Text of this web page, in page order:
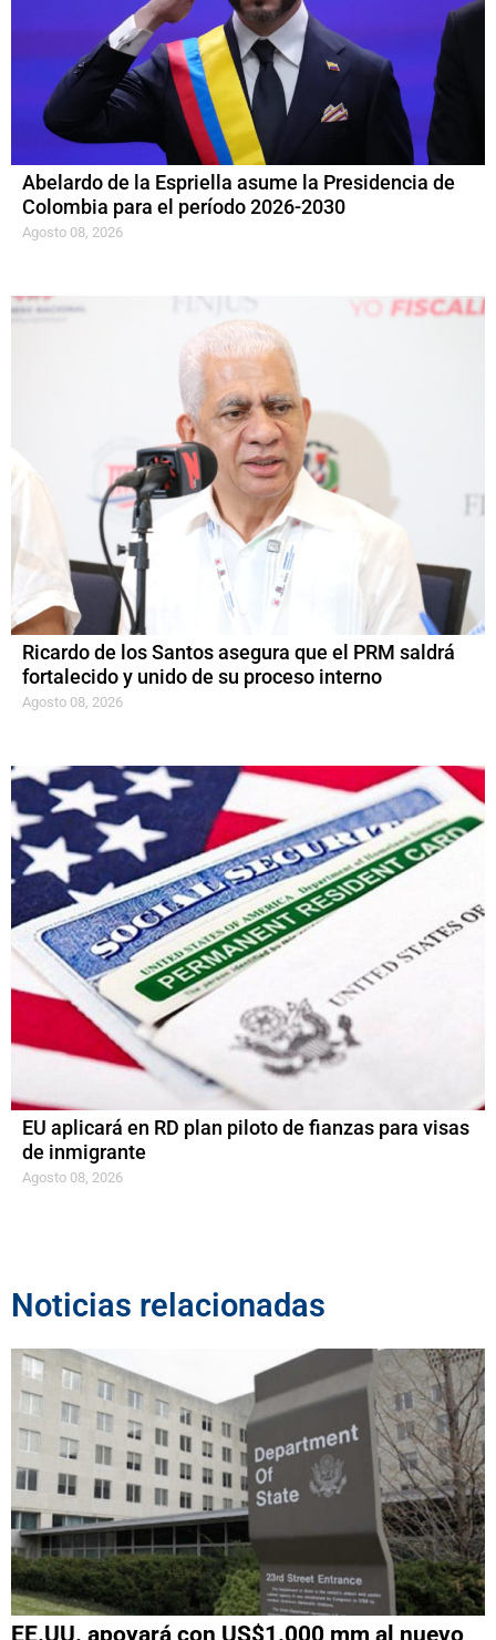
Abelardo de la Espriella asume la Presidencia de
Colombia para el período 2026-2030
Agosto 08, 2026
Ricardo de los Santos asegura que el PRM saldrá
fortalecido y unido de su proceso interno
Agosto 08, 2026
EU aplicará en RD plan piloto de fianzas para visas
de inmigrante
Agosto 08, 2026
Noticias relacionadas
EE.UU. apoyará con US$1.000 mm al nuevo